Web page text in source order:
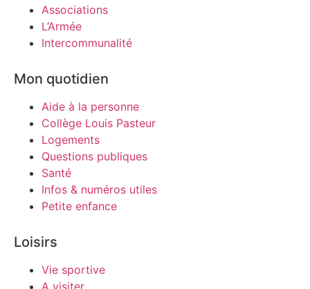
Associations
L’Armée
Intercommunalité
Mon quotidien
Aide à la personne
Collège Louis Pasteur
Logements
Questions publiques
Santé
Infos & numéros utiles
Petite enfance
Loisirs
Vie sportive